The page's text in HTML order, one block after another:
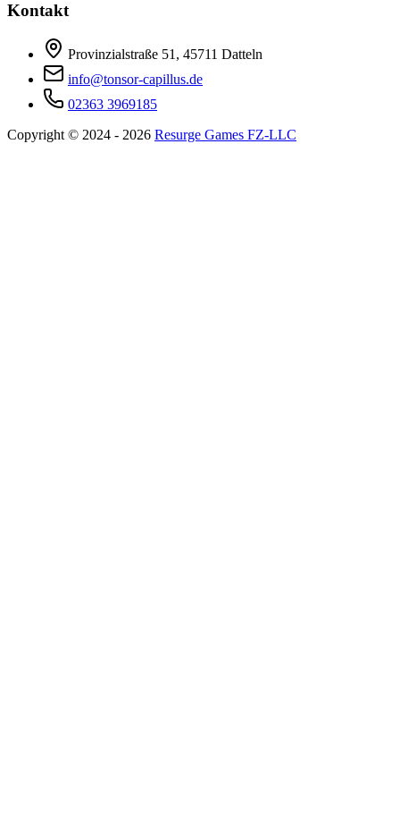
Kontakt
Provinzialstraße 51, 45711 Datteln
info@tonsor-capillus.de
02363 3969185
Copyright © 2024 - 2026 Resurge Games FZ-LLC